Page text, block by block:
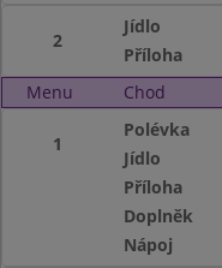
2
Jídlo
Příloha
Menu
Chod
1
Polévka
Jídlo
Příloha
Doplněk
Nápoj